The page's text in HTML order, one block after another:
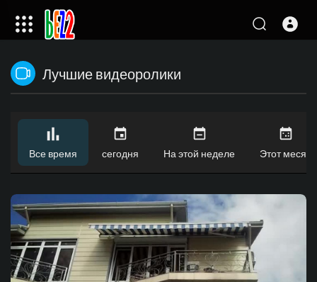
Лучшие видеоролики
Все время сегодня На этой неделе Этот месяц